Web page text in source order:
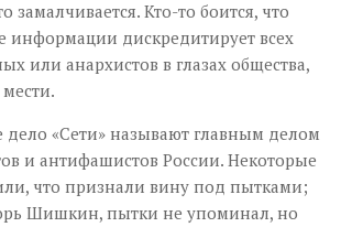
Кто-то боится, что
информации дискредитирует всех
или анархистов в глазах общества,
мести.
«Сети» называют главным делом
и антифашистов России. Некоторые
что признали вину под пытками;
Шишкин, пытки не упоминал, но